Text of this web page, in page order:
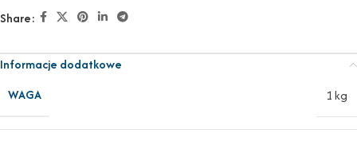
Share:
Informacje dodatkowe
WAGA
1 kg